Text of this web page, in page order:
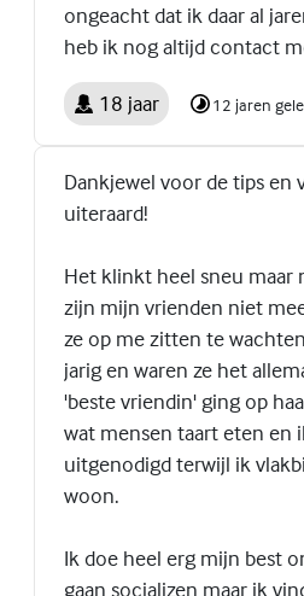
ongeacht dat ik daar al
heb ik nog altijd contact
18 jaar 12 jaren
Dankjewel voor de tips en
uiteraard!
Het klinkt heel sneu maar
zijn mijn vrienden niet
ze op me zitten te
jarig en waren ze het
'beste vriendin' ging op
wat mensen taart eten en
uitgenodigd terwijl ik
woon.
Ik doe heel erg mijn best
gaan socializen maar ik